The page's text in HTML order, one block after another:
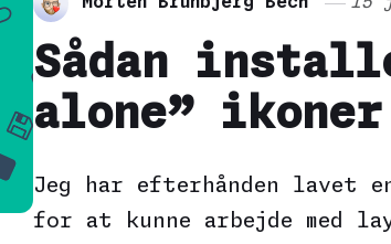
Sådan
alone” ikoner
Jeg har efterhånden lavet
for at kunne arbejde med